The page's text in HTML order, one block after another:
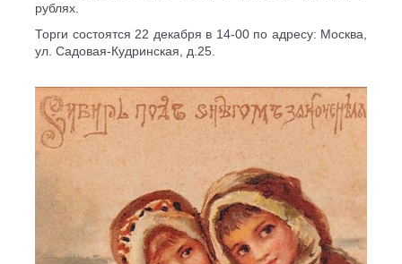
рублях.
Торги состоятся 22 декабря в 14-00 по адресу: Москва,
ул. Садовая-Кудринская, д.25.